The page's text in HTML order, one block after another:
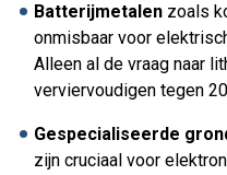
Batterijmetalenzoals
onmisbaar voor
Alleen al de vraag naar
verviervoudigen tegen
Gespecialiseerde
zijn cruciaal voor